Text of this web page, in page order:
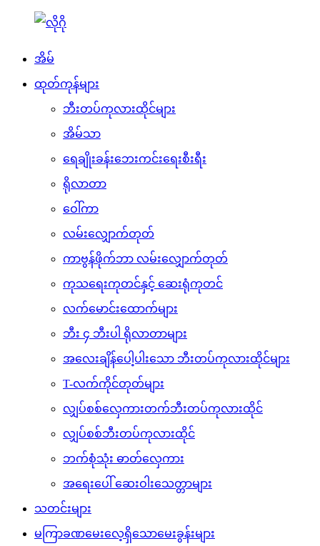
အိမ်
ထုတ်ကုန်များ
ဘီးတပ်ကုလားထိုင်များ
အိမ်သာ
ရေချိုးခန်းဘေးကင်းရေးစီးရီး
ရိုလာတာ
ဝေါ်ကာ
လမ်းလျှောက်တုတ်
ကာဗွန်ဖိုက်ဘာ လမ်းလျှောက်တုတ်
ကုသရေးကုတင်နှင့် ဆေးရုံကုတင်
လက်မောင်းထောက်များ
ဘီး ၄ ဘီးပါ ရိုလာတာများ
အလေးချိန်ပေါ့ပါးသော ဘီးတပ်ကုလားထိုင်များ
T-လက်ကိုင်တုတ်များ
လျှပ်စစ်လှေကားတက်ဘီးတပ်ကုလားထိုင်
လျှပ်စစ်ဘီးတပ်ကုလားထိုင်
ဘက်စုံသုံး ဓာတ်လှေကား
အရေးပေါ် ဆေးဝါးသေတ္တာများ
သတင်းများ
မကြာခဏမေးလေ့ရှိသောမေးခွန်းများ